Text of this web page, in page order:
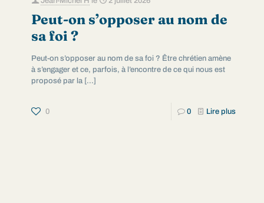
Peut-on s’opposer au nom de
sa foi ?
Peut-on s’opposer au nom de sa foi ? Être chrétien amène
à s’engager et ce, parfois, à l’encontre de ce qui nous est
proposé par la […]
0 0 Lire plus